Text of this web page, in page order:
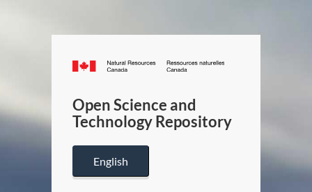
Canada.ca
/
Canada
Open Science and
Technology Repository
English